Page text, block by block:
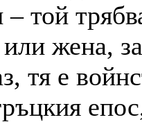
– той
жена,
тя е